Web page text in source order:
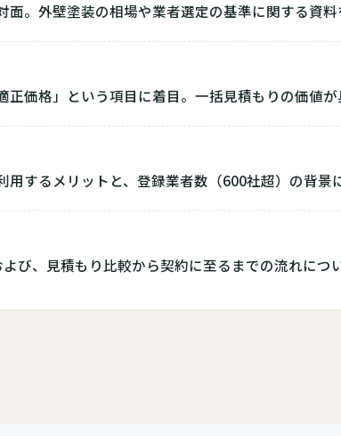
面。外壁塗装の相場や業者選定の基準に関する資料
正価格」という項目に着目。一括見積もりの価値が
用するメリットと、登録業者数（600社超）の背景
び、見積もり比較から契約に至るまでの流れにつ